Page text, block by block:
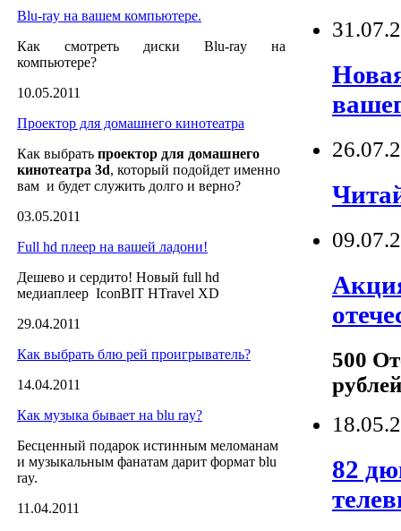
Blu-ray на вашем компьютере.
Как смотреть диски Blu-ray на
компьютере?
10.05.2011
Проектор для домашнего кинотеатра
Как выбрать проектор для домашнего
кинотеатра 3d, который подойдет именно
вам и будет служить долго и верно?
03.05.2011
Full hd плеер на вашей ладони!
Дешево и сердито! Новый full hd
медиаплеер IconBIT HTravel XD
29.04.2011
Как выбрать блю рей проигрыватель?
14.04.2011
Как музыка бывает на blu ray?
Бесценный подарок истинным меломанам
и музыкальным фанатам дарит формат blu
ray.
11.04.2011
500
82